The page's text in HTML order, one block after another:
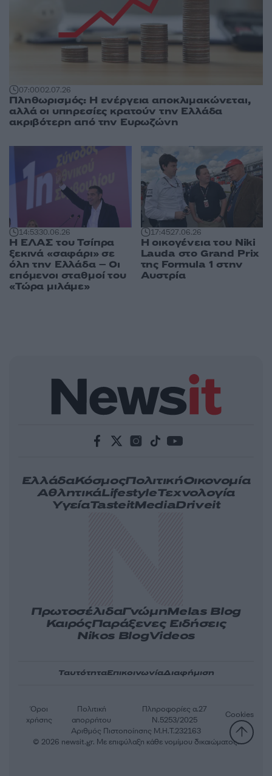
07:0002.07.26
Πληθωρισμός: Η ενέργεια αποκλιμακώνεται,
αλλά οι υπηρεσίες κρατούν την Ελλάδα
ακριβότερη από την Ευρωζώνη
14:5330.06.26
Η ΕΛΑΣ του Τσίπρα
ξεκινά «σαφάρι» σε
όλη την Ελλάδα – Οι
επόμενοι σταθμοί του
«Τώρα μιλάμε»
17:4527.06.26
Η οικογένεια του Niki
Lauda στο Grand Prix
της Formula 1 στην
Αυστρία
ΕλλάδαΚόσμοςΠολιτικήΟικονομία
ΑθλητικάLifestyleΤεχνολογία
ΥγείαTasteitMediaDriveit
ΠρωτοσέλιδαΓνώμηMelas Blog
ΚαιρόςΠαράξενες Ειδήσεις
Nikos BlogVideos
ΤαυτότηταΕπικοινωνίαΔιαφήμιση
Αριθμός Πιστοποίησης Μ.Η.Τ.232163
Όροι
χρήσης
Πολιτική
απορρήτου
Πληροφορίες α.27
Ν.5253/2025
Cookies
© 2026 newsit.gr. Με επιφύλαξη κάθε νομίμου δικαιώματος.